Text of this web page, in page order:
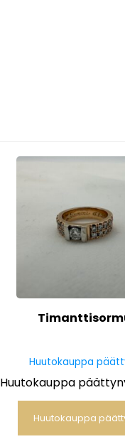
Huutokauppa
Huutokauppa
Huutokauppa